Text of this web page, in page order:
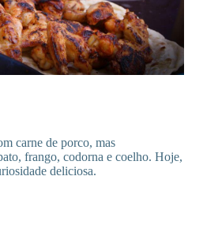
carne de porco, mas
frango, codorna e coelho. Hoje,
deliciosa.